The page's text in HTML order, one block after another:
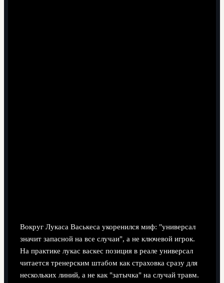
Вокруг Лукасa Васькеса укоренился миф: "универсал
значит запасной на все случаи", а не ключевой игрок.
На практике лукас васкес позиция в реале универсал
читается тренерским штабом как страховка сразу для
нескольких линий, а не как "затычка" на случай травм.